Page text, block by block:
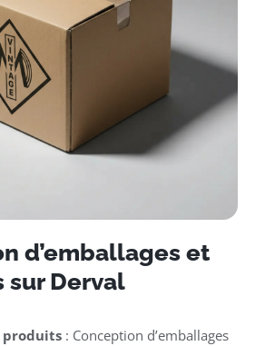
d’emballages et
Derval
produits: Conception d’emballages